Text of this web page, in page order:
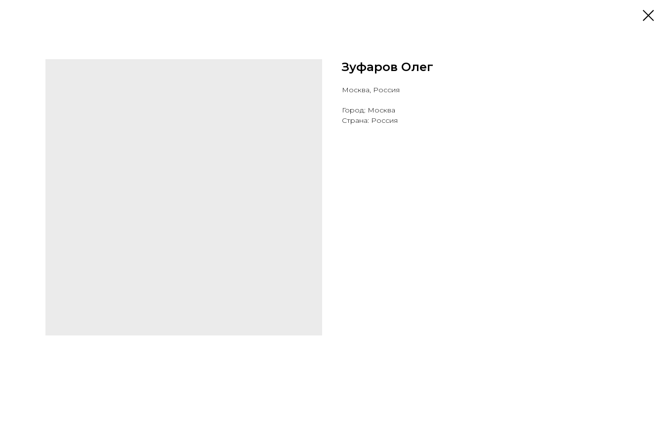
Зуфаров Олег
Москва, Россия
Город: Москва
Страна: Россия